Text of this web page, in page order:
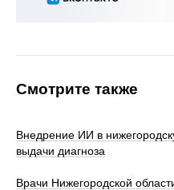
Смотрите также
Внедрение ИИ в
выдачи диагноза
Врачи Нижегородской